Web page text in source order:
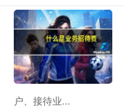
户、接待业...